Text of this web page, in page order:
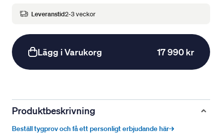
Leveranstid2-3 veckor
Lägg i Varukorg 17 990 kr
Produktbeskrivning
Beställ tygprov och få ett personligt erbjudande här→